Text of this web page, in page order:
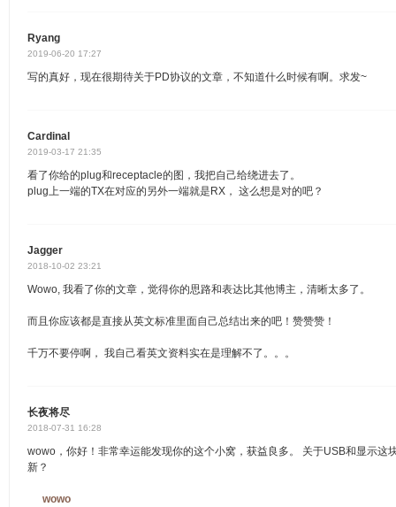
Ryang
2019-06-20 17:27
写的真好，现在很期待关于PD协议的文章，不知道什么时候有啊。求发~
Cardinal
2019-03-17 21:35
看了你给的plug和receptacle的图，我把自己给绕进去了。
plug上一端的TX在对应的另外一端就是RX， 这么想是对的吧？
Jagger
2018-10-02 23:21
Wowo, 我看了你的文章，觉得你的思路和表达比其他博主，清晰太多了。
而且你应该都是直接从英文标准里面自己总结出来的吧！赞赞赞！
千万不要停啊， 我自己看英文资料实在是理解不了。。。
长夜将尽
2018-07-31 16:28
wowo，你好！非常幸运能发现你的这个小窝，获益良多。 关于USB和显示这
新？
wowo